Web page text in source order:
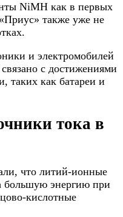
NiMH как в первых
также уже не
и электромобилей
с достижениями
таких как батареи и
тока в
что литий-ионные
большую энергию при
кислотные